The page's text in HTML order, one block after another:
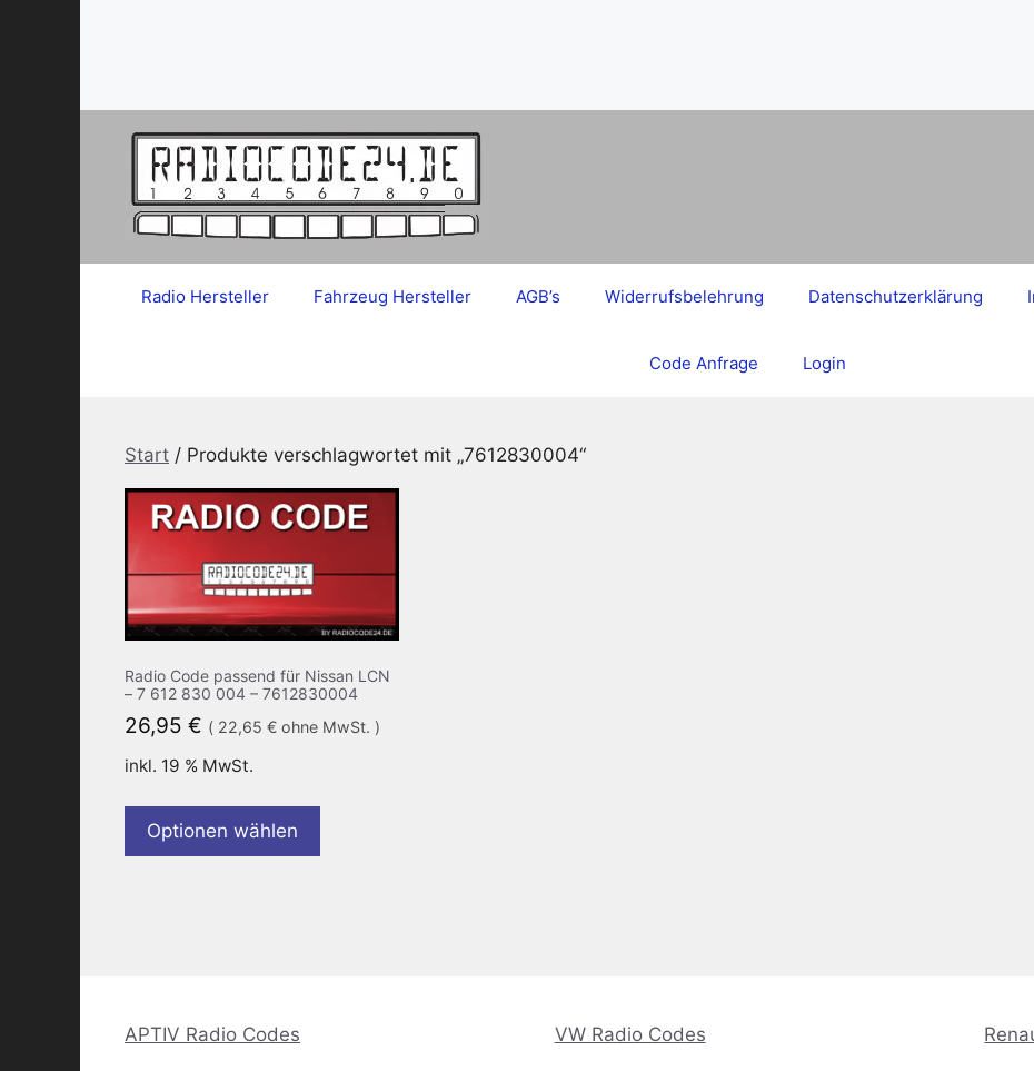
Radio Hersteller Fahrzeug Hersteller AGB’s Widerrufsbelehrung Datenschutzerklärung
Code Anfrage Login
Start / Produkte verschlagwortet mit „7612830004“
Radio Code passend für Nissan LCN
– 7 612 830 004 – 7612830004
26,95 € ( 22,65 € ohne MwSt. )
inkl. 19 % MwSt.
Optionen wählen
APTIV Radio Codes VW Radio Codes